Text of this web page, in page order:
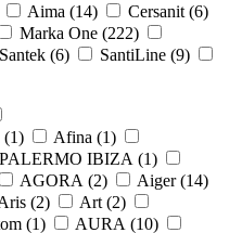
Aima (14) Cersanit (6)
Marka One (222)
Santek (6) SantiLine (9)
(1) Afina (1)
IBIZA (1)
AGORA (2) Aiger (14)
(2) Art (2)
(1) AURA (10)